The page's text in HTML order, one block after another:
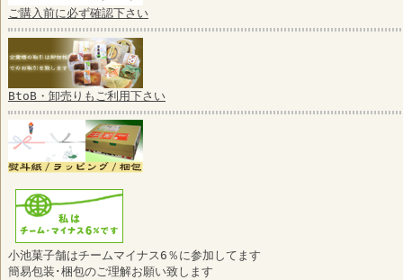
ご購入前に必ず確認下さい
BtoB・卸売りもご利用下さい
小池菓子舗はチームマイナス6％に参加してます
簡易包装･梱包のご理解お願い致します